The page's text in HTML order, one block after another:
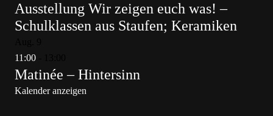
Ausstellung Wir zeigen euch was! –
Schulklassen aus Staufen; Keramiken
11:00
Matinée – Hintersinn
Kalender anzeigen